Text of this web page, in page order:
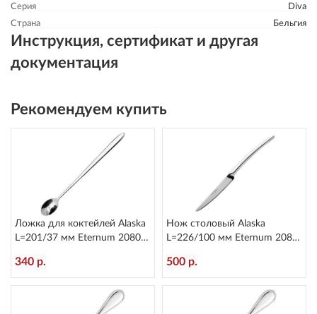
Серия
Diva
Страна
Бельгия
Инструкция, сертификат и другая
документация
Рекомендуем купить
Ложка для коктейлей Alaska
L=201/37 мм Eternum 2080-
340 р.
Нож столовый Alaska
L=226/100 мм Eternum 2080-
500 р.